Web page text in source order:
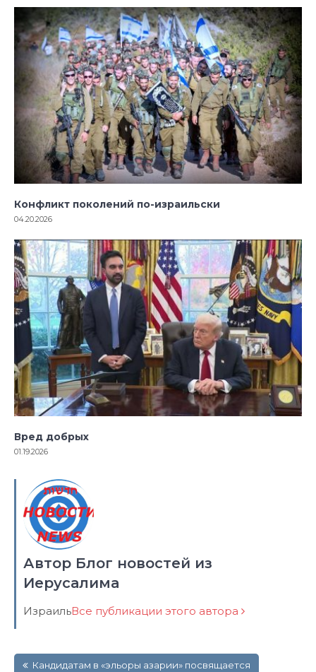
Конфликт поколений по-израильски
04.20.2026
Вред добрых
01.19.2026
Автор Блог новостей из
Иерусалима
ИзраильВсе публикации этого автора
Навигация
записям